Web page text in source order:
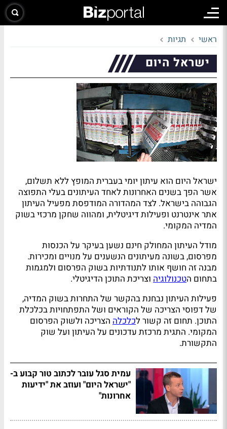
ראשי תגיות
ישראל היום
ישראל היום הוא עיתון יומי בעברית המופץ ללא תשלום,
אשר הפך בשנים האחרונות לאחד העיתונים בעלי התפוצה
הגבוהה בישראל. לצד המהדורה המודפסת מפעיל העיתון
אתר אינטרנט ופעילות דיגיטלית, ומהווה שחקן מרכזי בשוק
המדיה המקומי.
מודל העיתון המחולק חינם נשען בעיקר על הכנסות
מפרסום, בשונה מעיתונים הנשענים על מנויים ומכירות.
מבנה זה חושף אותו לתנודתיות בשוק הפרסום ולמגמות
בתחום הטכנולוגיה וצריכת התוכן הדיגיטלי.
פעילות העיתון נבחנת בהקשר של התחרות בשוק המדיה,
של דפוסי הצריכה של הקוראים ושל התפתחויות בכלכלת
התוכן. תחום זה קשור לכלכלה הצריכה ולשוק הפרסום
המקומי. התגית מרכזת עדכונים על העיתון ועל שוק
התקשורת.
עמית סגל עובר לכתוב טור קבוע ב-
"ישראל היום" ועוזב את "ידיעות
אחרונות"